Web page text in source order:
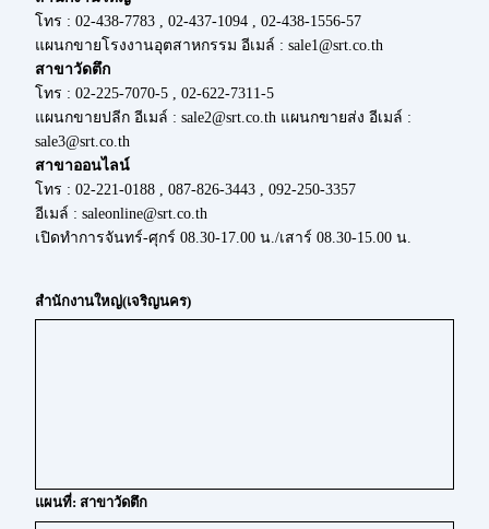
โทร : 02-438-7783 , 02-437-1094 , 02-438-1556-57
แผนกขายโรงงานอุตสาหกรรม อีเมล์ : sale1@srt.co.th
สาขาวัดตึก
โทร : 02-225-7070-5 , 02-622-7311-5
แผนกขายปลีก อีเมล์ : sale2@srt.co.th แผนกขายส่ง อีเมล์ :
sale3@srt.co.th
สาขาออนไลน์
โทร : 02-221-0188 , 087-826-3443 , 092-250-3357
อีเมล์ : saleonline@srt.co.th
เปิดทำการจันทร์-ศุกร์ 08.30-17.00 น./เสาร์ 08.30-15.00 น.
สำนักงานใหญ่(เจริญนคร)
แผนที่: สาขาวัดตึก